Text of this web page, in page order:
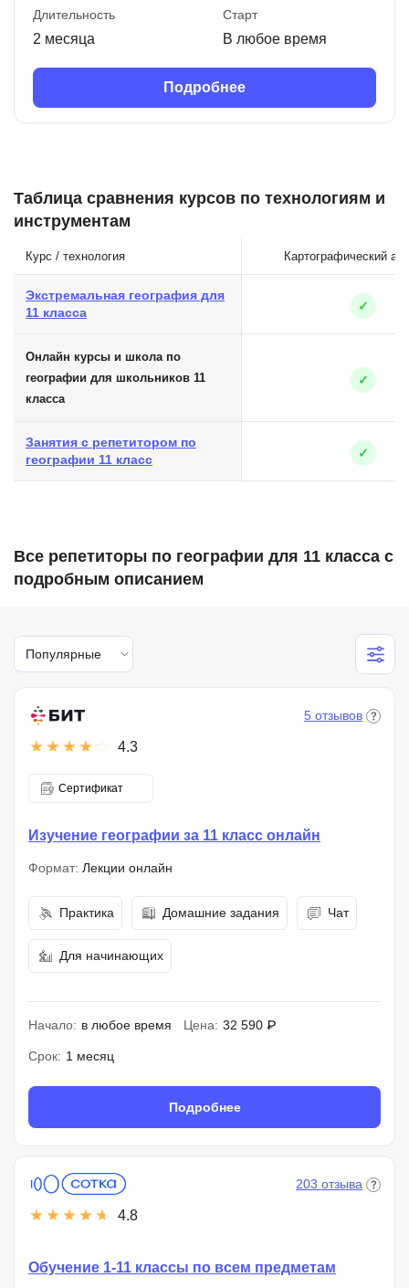
Длительность
2 месяца
Старт
В любое время
Подробнее
Таблица сравнения курсов по технологиям и
инструментам
Курс / технология Картографический
Экстремальная география для
11 класса
✓
Онлайн курсы и школа по
географии для школьников 11
класса
✓
Занятия с репетитором по
географии 11 класс
✓
Все репетиторы по географии для 11 класса с
подробным описанием
Популярные
4.3
5 отзывов
Сертификат
Изучение географии за 11 класс онлайн
Формат: Лекции онлайн
Практика Домашние задания Чат
Для начинающих
Начало: в любое время Цена: 32 590 ₽
Срок: 1 месяц
Подробнее
4.8
203 отзыва
Обучение 1-11 классы по всем предметам